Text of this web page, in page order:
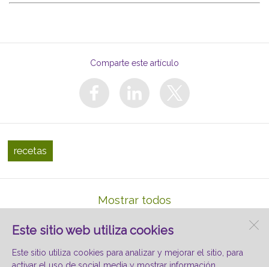
Este sitio web utiliza cookies
Este sitio utiliza cookies para analizar y mejorar el sitio, para
Comparte este artículo
recetas
Mostrar todos
Calle del Hervidero, 15
28750 San Agustín del Guadalix
Madrid